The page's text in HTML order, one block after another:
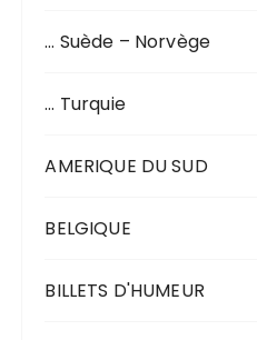
… Suède – Norvège
… Turquie
AMERIQUE DU SUD
BELGIQUE
BILLETS D'HUMEUR